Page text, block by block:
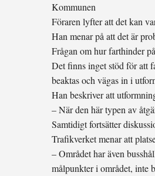
Kommunen
Föraren lyfter att det kan
Han menar på att det är
Frågan om hur farthinder
Det finns inget stöd för att
beaktas och vägas in i
Han beskriver att
– När den här typen av
Samtidigt fortsätter
Trafikverket menar att
– Området har även
målpunkter i området, inte